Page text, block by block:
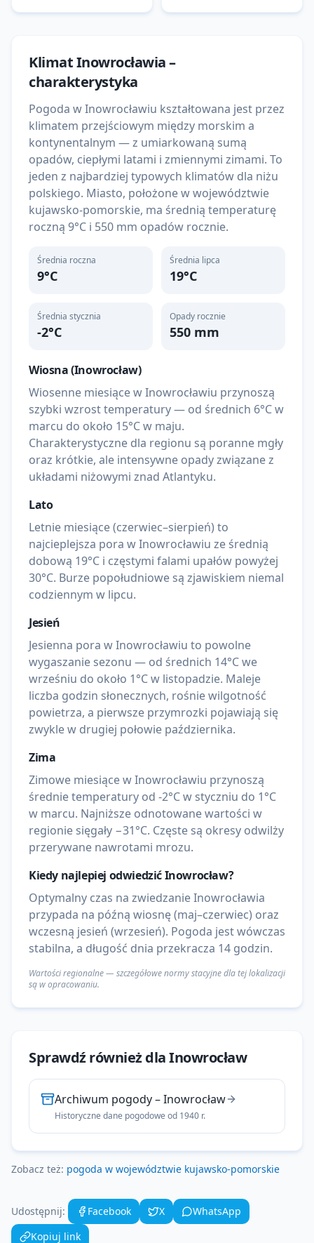
KlimatInowrocławia–
charakterystyka
Pogoda w Inowrocławiu kształtowana jest przez
klimatem przejściowym między morskim a
kontynentalnym — z umiarkowaną sumą
opadów, ciepłymi latami i zmiennymi zimami. To
jeden z najbardziej typowych klimatów dla niżu
polskiego. Miasto, położone w województwie
kujawsko-pomorskie, ma średnią temperaturę
roczną 9°C i 550 mm opadów rocznie.
Średnia roczna
9°C
Średnia lipca
19°C
Średnia stycznia
-2°C
Opady rocznie
550 mm
Wiosna (Inowrocław)
Wiosenne miesiące w Inowrocławiu przynoszą
szybki wzrost temperatury — od średnich 6°C w
marcu do około 15°C w maju.
Charakterystyczne dla regionu są poranne mgły
oraz krótkie, ale intensywne opady związane z
układami niżowymi znad Atlantyku.
Lato
Letnie miesiące (czerwiec–sierpień) to
najcieplejsza pora w Inowrocławiu ze średnią
dobową 19°C i częstymi falami upałów powyżej
30°C. Burze popołudniowe są zjawiskiem niemal
codziennym w lipcu.
Jesień
Jesienna pora w Inowrocławiu to powolne
wygaszanie sezonu — od średnich 14°C we
wrześniu do około 1°C w listopadzie. Maleje
liczba godzin słonecznych, rośnie wilgotność
powietrza, a pierwsze przymrozki pojawiają się
zwykle w drugiej połowie października.
Zima
Zimowe miesiące w Inowrocławiu przynoszą
średnie temperatury od -2°C w styczniu do 1°C
w marcu. Najniższe odnotowane wartości w
regionie sięgały −31°C. Częste są okresy odwilży
przerywane nawrotami mrozu.
Kiedy najlepiej odwiedzićInowrocław?
Optymalny czas na zwiedzanie Inowrocławia
przypada na późną wiosnę (maj–czerwiec) oraz
wczesną jesień (wrzesień). Pogoda jest wówczas
stabilna, a długość dnia przekracza 14 godzin.
Wartości regionalne — szczegółowe normy stacyjne dla tej lokalizacji
są w opracowaniu.
Sprawdź również dlaInowrocław
Archiwum pogody–Inowrocław
Historyczne dane pogodowe od 1940 r.
Zobacz też: pogoda w województwie kujawsko-pomorskie
Udostępnij: Facebook X
WhatsApp
Kopiuj link